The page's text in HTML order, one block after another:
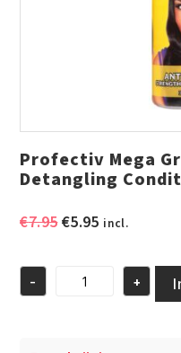
Profectiv Mega
Detangling
€7.95Oorspronkelijke
€7.95.
€5.95Huidige
€5.95.
incl.
Profectiv
- +